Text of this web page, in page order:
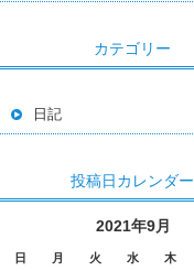
カテゴリー
日記
投稿日カレンダー
2021年9月
日 月 火 水 木